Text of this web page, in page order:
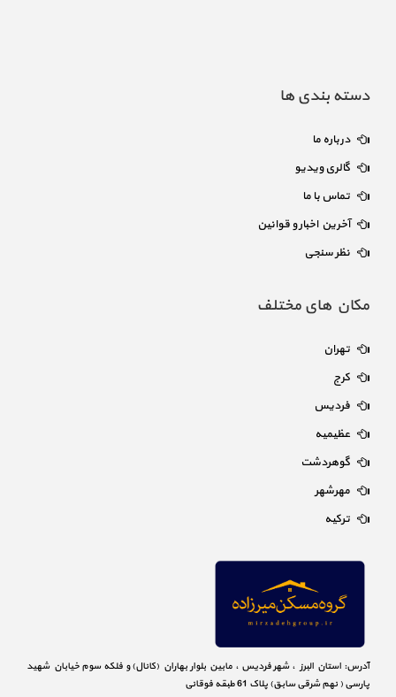
دسته بندی ها
درباره ما
گالری ویدیو
تماس با ما
آخرین اخبار و قوانین
نظر سنجی
مکان های مختلف
تهران
کرج
فردیس
عظیمیه
گوهردشت
مهرشهر
ترکیه
آدرس: استان البرز ، شهر فردیس ، مابین بلوار بهاران (کانال) و فلکه سوم خیابان شهید
پارسی ( نهم شرقی سابق) پلاک 61 طبقه فوقانی